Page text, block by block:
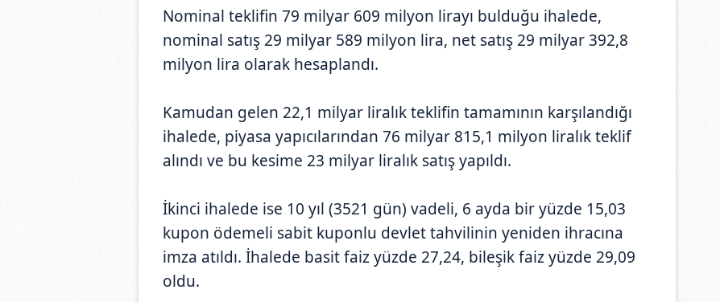
Nominal teklifin 79 milyar 609 milyon lirayı bulduğu ihalede,
nominal satış 29 milyar 589 milyon lira, net satış 29 milyar 392,8
milyon lira olarak hesaplandı.
Kamudan gelen 22,1 milyar liralık teklifin tamamının karşılandığı
ihalede, piyasa yapıcılarından 76 milyar 815,1 milyon liralık teklif
alındı ve bu kesime 23 milyar liralık satış yapıldı.
İkinci ihalede ise 10 yıl (3521 gün) vadeli, 6 ayda bir yüzde 15,03
kupon ödemeli sabit kuponlu devlet tahvilinin yeniden ihracına
imza atıldı. İhalede basit faiz yüzde 27,24, bileşik faiz yüzde 29,09
oldu.